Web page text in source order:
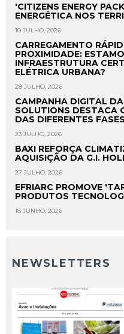
'CITIZENS ENERGY
ENERGÉTICA NOS
10 JULHO, 2026
CARREGAMENTO
PROXIMIDADE:
INFRAESTRUTURA
ELÉTRICA URBANA?
28 JULHO, 2026
CAMPANHA DIGITAL
SOLUTIONS DESTACA
DAS DIFERENTES
23 JULHO, 2026
BAXI REFORÇA
AQUISIÇÃO DA G.I.
27 JULHO, 2026
EFRIARC PROMOVE
PRODUTOS
18 JUNHO, 2026
NEWSLETTERS